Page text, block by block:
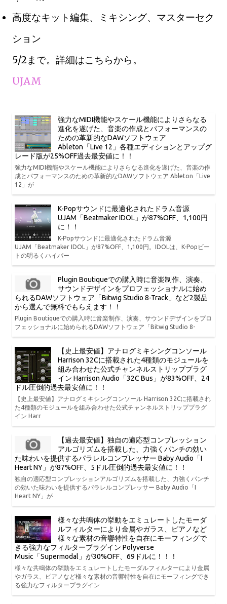
高度なキット編集、ミキシング、マスターセク
ション
5/2まで。詳細はこちらから。
UJAM
強力なMIDI機能やスケール機能によりさらなる
進化を遂げた、音楽の作成とパフォーマンスの
ための革新的なDAWソフトウェア
Ableton「Live 12」各種エディションとアップグ
レード版が25%OFF過去最安値に！！
強力なMIDI機能やスケール機能によりさらなる進化を遂げた、音楽の作
成とパフォーマンスのための革新的なDAWソフトウェア Ableton「Live
12」が
K-Popサウンドに最適化されたドラム音源
UJAM「Beatmaker IDOL」が87%OFF、1,100円
に！！
K-Popサウンドに最適化されたドラム音源
UJAM「Beatmaker IDOL」が87%OFF、1,100円。IDOLは、K-Popビー
トの明るくハイパー
Plugin Boutiqueでの購入時に音楽制作、演奏、
サウンドデザインをプロフェッショナルに始め
られるDAWソフトウェア「Bitwig Studio 8-Track」など2製品
から選んで無料でもらえます！！
Plugin Boutiqueでの購入時に音楽制作、演奏、サウンドデザインをプロ
フェッショナルに始められるDAWソフトウェア「Bitwig Studio 8-
【史上最安値】アナログミキシングコンソール
Harrison 32Cに搭載された4種類のモジュールを
組み合わせた公式チャンネルストリッププラグ
イン Harrison Audio「32C Bus」が83%OFF、24
ドル圧倒的過去最安値に！！
【史上最安値】アナログミキシングコンソール Harrison 32Cに搭載され
た4種類のモジュールを組み合わせた公式チャンネルストリッププラグ
イン Harr
【過去最安値】独自の適応型コンプレッション
アルゴリズムを搭載した、力強くパンチの効い
た味わいを提供するパラレルコンプレッサー Baby Audio「I
Heart NY」が87%OFF、5ドル圧倒的過去最安値に！！
独自の適応型コンプレッションアルゴリズムを搭載した、力強くパンチ
の効いた味わいを提供するパラレルコンプレッサー Baby Audio「I
Heart NY」が
様々な共鳴体の挙動をエミュレートしたモーダ
ルフィルターにより金属やガラス、ピアノなど
様々な素材の音響特性を自在にモーフィングで
きる強力なフィルタープラグイン Polyverse
Music「Supermodal」が30%OFF、69ドルに！！！
様々な共鳴体の挙動をエミュレートしたモーダルフィルターにより金属
やガラス、ピアノなど様々な素材の音響特性を自在にモーフィングでき
る強力なフィルタープラグイン